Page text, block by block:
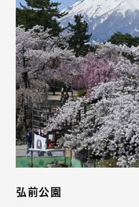
弘前公園